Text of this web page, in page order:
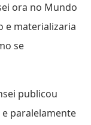
ora no Mundo
e materializaria
se
publicou
e paralelamente